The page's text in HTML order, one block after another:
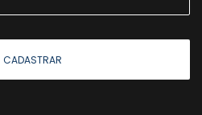
CADASTRAR